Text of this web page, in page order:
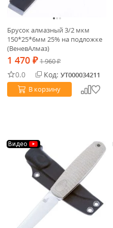
Брусок алмазный 3/2 мкм
150*25*6мм 25% на подложке
(ВеневАлмаз)
1 470 ₽ 1 960₽
0.0 Код: УТ000034211
В корзину
Видео